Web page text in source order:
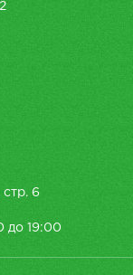
cтр. 6
до 19:00